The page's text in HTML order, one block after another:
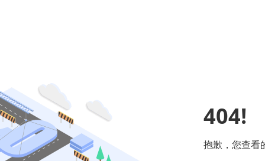
404!
抱歉，您查看